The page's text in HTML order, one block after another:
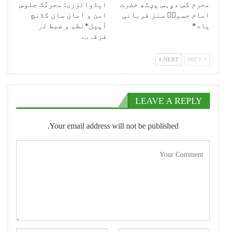
محرم کس دۄہس پؠٹھ حضرت
امام حسینؑ سنز قربانی
یاد*
ایڈوائزری: محرمُک جلوس
امن و امان سان کڈنچ
اَپیل*نظم و ضبط تہٕ
فرقہ…
NEXT
LEAVE A REPLY
Your email address will not be published.